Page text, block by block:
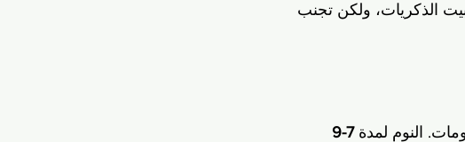
تثبيت الذكريات، ولكن تجنب